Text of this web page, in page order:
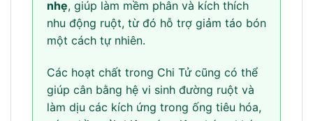
nhẹ, giúp làm mềm phân và kích thích
nhu động ruột, từ đó hỗ trợ giảm táo bón
một cách tự nhiên.
Các hoạt chất trong Chi Tử cũng có thể
giúp cân bằng hệ vi sinh đường ruột và
làm dịu các kích ứng trong ống tiêu hóa,